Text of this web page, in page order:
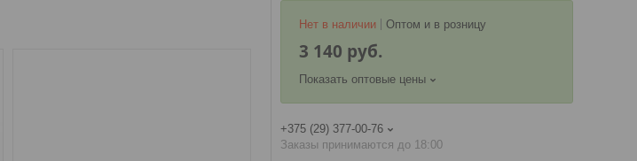
Нет в наличии Оптом и в розницу
3 140 руб.
Показать оптовые цены
+375 (29) 377-00-76
Заказы принимаются до 18:00